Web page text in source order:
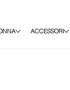
ACCESSORI